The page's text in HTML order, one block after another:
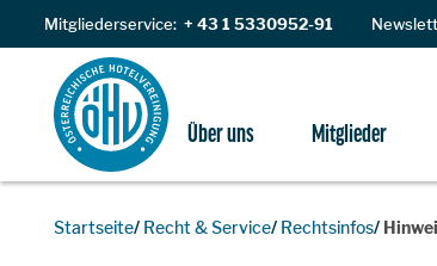
Zum Inhalt
Mitgliederservice: + 43 1 5330952-91
Über uns Mitglieder
Startseite Recht & Service Rechtsinfos